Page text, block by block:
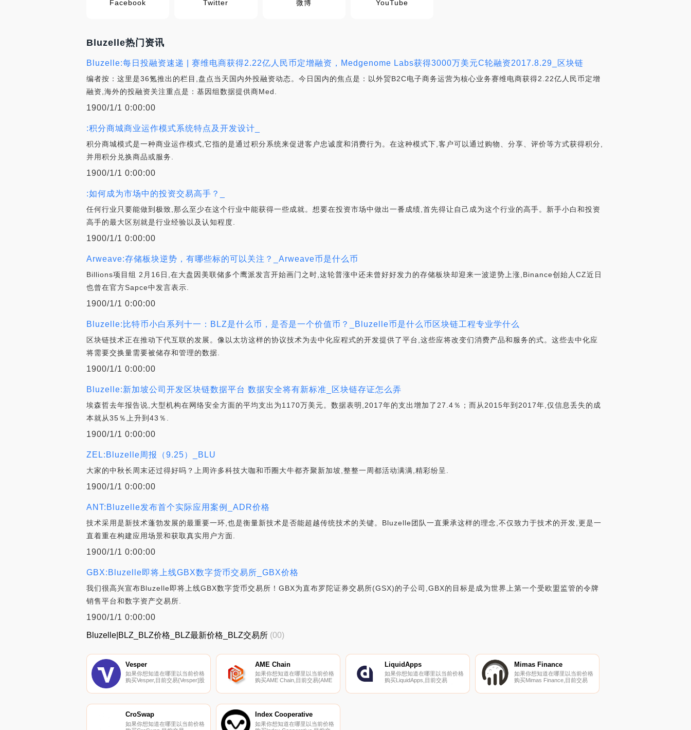
Facebook Twitter 微博 YouTube
Bluzelle热门资讯
Bluzelle:每日投融资速递 | 赛维电商获得2.22亿人民币定增融资，Medgenome Labs获得3000万美元C轮融资2017.8.29_区块链
编者按：这里是36氪推出的栏目,盘点当天国内外投融资动态。今日国内的焦点是：以外贸B2C电子商务运营为核心业务赛维电商获得2.22亿人民币定增
融资,海外的投融资关注重点是：基因组数据提供商Med.
1900/1/1 0:00:00
:积分商城商业运作模式系统特点及开发设计_
积分商城模式是一种商业运作模式,它指的是通过积分系统来促进客户忠诚度和消费行为。在这种模式下,客户可以通过购物、分享、评价等方式获得积分,
并用积分兑换商品或服务.
1900/1/1 0:00:00
:如何成为市场中的投资交易高手？_
任何行业只要能做到极致,那么至少在这个行业中能获得一些成就。想要在投资市场中做出一番成绩,首先得让自己成为这个行业的高手。新手小白和投资
高手的最大区别就是行业经验以及认知程度.
1900/1/1 0:00:00
Arweave:存储板块逆势，有哪些标的可以关注？_Arweave币是什么币
Billions项目组 2月16日,在大盘因美联储多个鹰派发言开始画门之时,这轮普涨中还未曾好好发力的存储板块却迎来一波逆势上涨,Binance创始人CZ近日
也曾在官方Sapce中发言表示.
1900/1/1 0:00:00
Bluzelle:比特币小白系列十一：BLZ是什么币，是否是一个价值币？_Bluzelle币是什么币区块链工程专业学什么
区块链技术正在推动下代互联的发展。像以太坊这样的协议技术为去中化应程式的开发提供了平台,这些应将改变们消费产品和服务的式。这些去中化应
将需要交换量需要被储存和管理的数据.
1900/1/1 0:00:00
Bluzelle:新加坡公司开发区块链数据平台 数据安全将有新标准_区块链存证怎么弄
埃森哲去年报告说,大型机构在网络安全方面的平均支出为1170万美元。数据表明,2017年的支出增加了27.4％；而从2015年到2017年,仅信息丢失的成
本就从35％上升到43％.
1900/1/1 0:00:00
ZEL:Bluzelle周报（9.25）_BLU
大家的中秋长周末还过得好吗？上周许多科技大咖和币圈大牛都齐聚新加坡,整整一周都活动满满,精彩纷呈.
1900/1/1 0:00:00
ANT:Bluzelle发布首个实际应用案例_ADR价格
技术采用是新技术蓬勃发展的最重要一环,也是衡量新技术是否能超越传统技术的关键。Bluzelle团队一直秉承这样的理念,不仅致力于技术的开发,更是一
直着重在构建应用场景和获取真实用户方面.
1900/1/1 0:00:00
GBX:Bluzelle即将上线GBX数字货币交易所_GBX价格
我们很高兴宣布Bluzelle即将上线GBX数字货币交易所！GBX为直布罗陀证券交易所(GSX)的子公司,GBX的目标是成为世界上第一个受欧盟监管的令牌
销售平台和数字资产交易所.
1900/1/1 0:00:00
Bluzelle|BLZ_BLZ价格_BLZ最新价格_BLZ交易所 (00)
Vesper
如果你想知道在哪里以当前价格
购买Vesper,目前交易{Vesper]股
Gate.io、Uniswap（V3）、
货币交易所页面上找到其他列
表.
AME Chain
如果你想知道在哪里以当前价格
购买AME Chain,目前交易{AME
所是Gate.io、MEXC、BKEX、
到其他列表.
LiquidApps
如果你想知道在哪里以当前价格
购买LiquidApps,目前交易
币交易所是Bancor Network和
Mimas Finance
如果你想知道在哪里以当前价格
购买Mimas Finance,目前交易
密货币交易所是VVS Finance。
CroSwap
如果你想知道在哪里以当前价格
Index Cooperative
如果你想知道在哪里以当前价格